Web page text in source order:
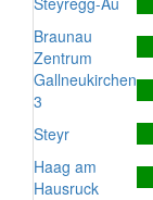
Braunau
Zentrum
Gallneukirchen
3
Steyr
Haag am
Hausruck